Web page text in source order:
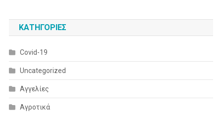
KΑΤΗΓΟΡΊΕΣ
Covid-19
Uncategorized
Αγγελίες
Αγροτικά